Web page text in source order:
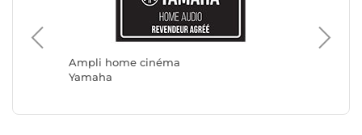
Ampli home cinéma
Yamaha